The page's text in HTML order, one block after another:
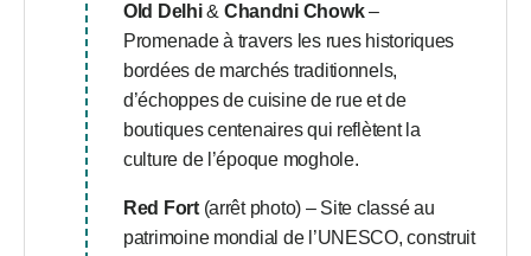
Old Delhi& Chandni Chowk–
Promenade à travers les rues historiques
bordées de marchés traditionnels,
d’échoppes de cuisine de rue et de
boutiques centenaires qui reflètent la
culture de l’époque moghole.
Red Fort(arrêt photo) – Site classé au
patrimoine mondial de l’UNESCO, construit